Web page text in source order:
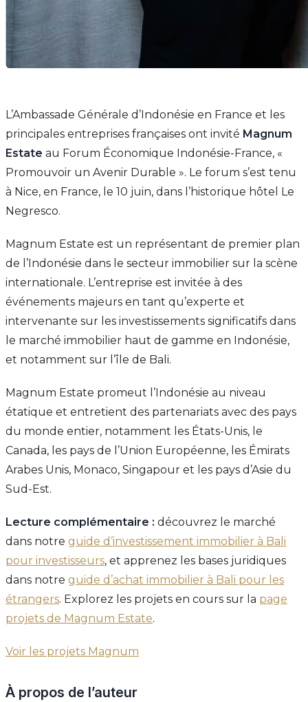
L’Ambassade Générale d’Indonésie en France et les
principales entreprises françaises ont invité Magnum
Estate au Forum Économique Indonésie-France, «
Promouvoir un Avenir Durable ». Le forum s’est tenu
à Nice, en France, le 10 juin, dans l’historique hôtel Le
Negresco.
Magnum Estate est un représentant de premier plan
de l’Indonésie dans le secteur immobilier sur la scène
internationale. L’entreprise est invitée à des
événements majeurs en tant qu’experte et
intervenante sur les investissements significatifs dans
le marché immobilier haut de gamme en Indonésie,
et notamment sur l’île de Bali.
Magnum Estate promeut l’Indonésie au niveau
étatique et entretient des partenariats avec des pays
du monde entier, notamment les États-Unis, le
Canada, les pays de l’Union Européenne, les Émirats
Arabes Unis, Monaco, Singapour et les pays d’Asie du
Sud-Est.
Lecture complémentaire : découvrez le marché
dans notre guide d’investissement immobilier à Bali
pour investisseurs, et apprenez les bases juridiques
dans notre guide d’achat immobilier à Bali pour les
étrangers. Explorez les projets en cours sur la page
projets de Magnum Estate.
Voir les projets Magnum
À propos de l’auteur